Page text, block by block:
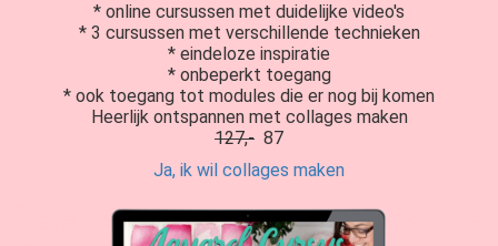
* online cursussen met duidelijke video's
* 3 cursussen met verschillende technieken
* eindeloze inspiratie
* onbeperkt toegang
* ook toegang tot modules die er nog bij komen
Heerlijk ontspannen met collages maken
127,- 87
Ja, ik wil collages maken